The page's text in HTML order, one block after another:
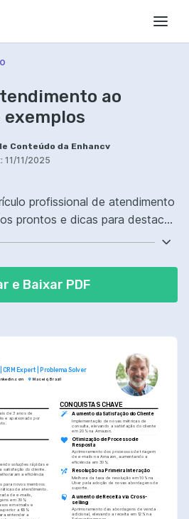
ao
Conteúdo da Enhancv
11/11/2025
profissional de atendimento
prontos e dicas para destacar
e Baixar PDF
Expert | Problema Solver
Maceió, Brazil
de 3 anos de
e apaixonado por
soluções rápidas e
satisfação do cliente.
a eficiência
para novos membros
de atendimento.
de e-mails,
em 30%.
em emails e
a 95%.
entender a
CONQUISTAS CHAVE
Aumento da Satisfação do Cliente
Implementação de novas métricas de
consulta, elevando a satisfação do cliente
em 20% na Amazon.
Otimização de Processo de
Resposta
Aprimoramento dos processos de triagem
de e-mails na Amazon, aumentando a
eficiência em 30%.
Resolução na Primeira Interação
Melhora da taxa de resolução em 10% na
Uber pela adoção de novas abordagens de
suporte.
Aumento de Receita via Cross-
selling
Aprimoramento das abordagens de venda
adicional, elevando a receita em 12% na